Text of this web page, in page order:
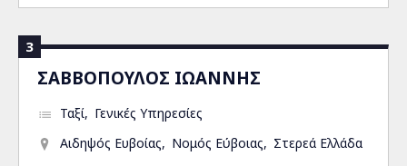
3
ΣΑΒΒΟΠΟΥΛΟΣ ΙΩΑΝΝΗΣ
Ταξί
Γενικές Υπηρεσίες
Αιδηψός Ευβοίας
Νομός Εύβοιας Στερεά Ελλάδα